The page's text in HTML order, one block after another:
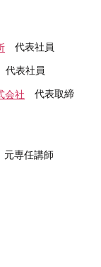
代表社員
表社員
会社 代表取締
専任講師